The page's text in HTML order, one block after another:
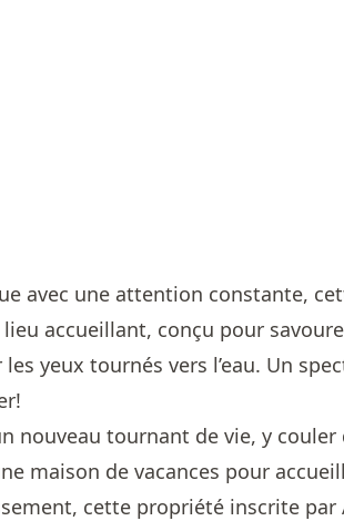
avec une attention constante,
accueillant, conçu pour
yeux tournés vers l’eau. Un
nouveau tournant de vie, y couler
maison de vacances pour
cette propriété inscrite par